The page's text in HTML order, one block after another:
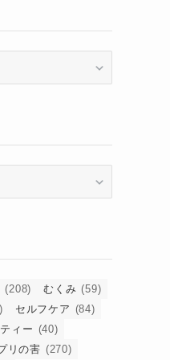
(208) むくみ (59)
セルフケア (84)
ィー (40)
リの害 (270)